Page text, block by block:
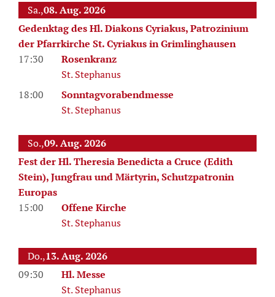
Sa.,08. Aug. 2026
Gedenktag des Hl. Diakons Cyriakus, Patrozinium
der Pfarrkirche St. Cyriakus in Grimlinghausen
17:30
Rosenkranz
St. Stephanus
18:00
Sonntagvorabendmesse
St. Stephanus
So.,09. Aug. 2026
Fest der Hl. Theresia Benedicta a Cruce (Edith
Stein), Jungfrau und Märtyrin, Schutzpatronin
Europas
15:00
Offene Kirche
St. Stephanus
Do.,13. Aug. 2026
09:30
Hl. Messe
St. Stephanus